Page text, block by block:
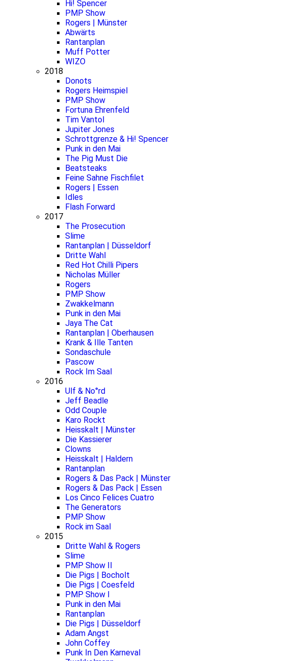
Hi! Spencer
PMP Show
Rogers | Münster
Abwärts
Rantanplan
Muff Potter
WIZO
2018
Donots
Rogers Heimspiel
PMP Show
Fortuna Ehrenfeld
Tim Vantol
Jupiter Jones
Schrottgrenze & Hi! Spencer
Punk in den Mai
The Pig Must Die
Beatsteaks
Feine Sahne Fischfilet
Rogers | Essen
Idles
Flash Forward
2017
The Prosecution
Slime
Rantanplan | Düsseldorf
Dritte Wahl
Red Hot Chilli Pipers
Nicholas Müller
Rogers
PMP Show
Zwakkelmann
Punk in den Mai
Jaya The Cat
Rantanplan | Oberhausen
Krank & Ille Tanten
Sondaschule
Pascow
Rock Im Saal
2016
Ulf & No°rd
Jeff Beadle
Odd Couple
Karo Rockt
Heisskalt | Münster
Die Kassierer
Clowns
Heisskalt | Haldern
Rantanplan
Rogers & Das Pack | Münster
Rogers & Das Pack | Essen
Los Cinco Felices Cuatro
The Generators
PMP Show
Rock im Saal
2015
Dritte Wahl & Rogers
Slime
PMP Show II
Die Pigs | Bocholt
Die Pigs | Coesfeld
PMP Show I
Punk in den Mai
Rantanplan
Die Pigs | Düsseldorf
Adam Angst
John Coffey
Punk In Den Karneval